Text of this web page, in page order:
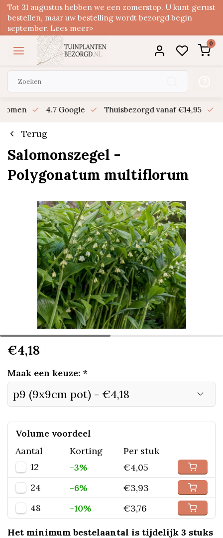
Tot 31 augustus hebben we een zomerstop. U kunt gerust
bestellen, maar uw bestelling wordt bezorgd begin
september. Lees meer>
0
4.7 Google Thuisbezorgd vanaf €14,95
Terug
Salomonszegel -
Polygonatum multiflorum
€4,18
Maak een keuze: *
Volume voordeel
Aantal
Korting
Per stuk
12
-3%
€4,05
24
-6%
€3,93
48
-10% €3,76
Het minimum bestelaantal is tijdelijk 3 stuks